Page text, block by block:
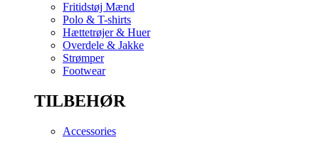
Fritidstøj Mænd
Polo & T-shirts
Hættetrøjer & Huer
Overdele & Jakke
Strømper
Footwear
TILBEHØR
Accessories